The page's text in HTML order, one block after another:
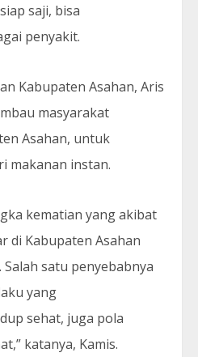
saji, bisa
penyakit.
Kabupaten Asahan, Aris
masyarakat
Asahan, untuk
makanan instan.
kematian yang akibat
di Kabupaten Asahan
satu penyebabnya
yang
sehat, juga pola
katanya, Kamis.